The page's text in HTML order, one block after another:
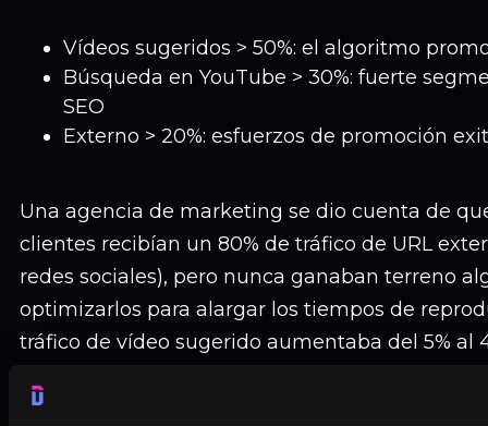
Vídeos sugeridos > 50%: el algoritmo
Búsqueda en YouTube > 30%: fuerte
SEO
Externo > 20%: esfuerzos de promoción
Una agencia de marketing se dio cuenta de
clientes recibían un 80% de tráfico de URL
redes sociales), pero nunca ganaban terreno
optimizarlos para alargar los tiempos de
tráfico de vídeo sugerido aumentaba del 5% al